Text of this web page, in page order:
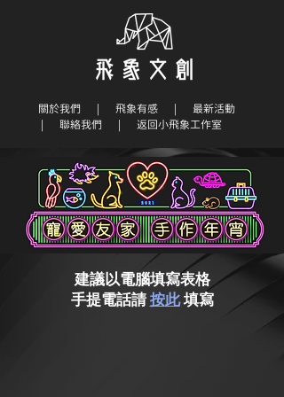
​建議以電腦填寫表格
手提電話請 按此 填寫
關於我們 | 飛象有感 | 最新活動
| 聯絡我們 | 返回小飛象工作室